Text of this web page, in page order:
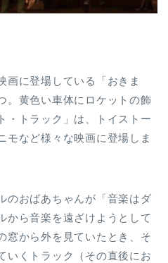
画に登場している「おきま
。黄色い車体にロケットの飾
・トラック」は、トイストー
モなど様々な映画に登場しま
のおばあちゃんが「音楽はダ
から音楽を遠ざけようとして
窓から外を見ていたとき、そ
いくトラック（その直後にお